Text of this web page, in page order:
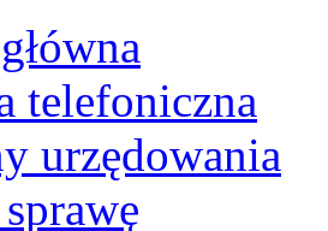
telefoniczna
urzędowania